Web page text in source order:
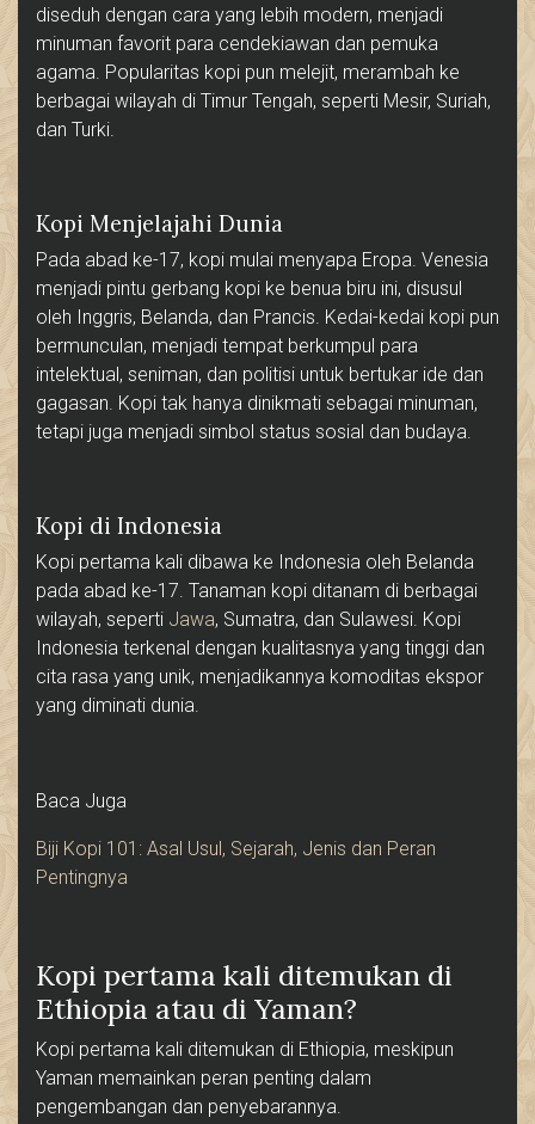
diseduh dengan cara yang lebih modern, menjadi
minuman favorit para cendekiawan dan pemuka
agama. Popularitas kopi pun melejit, merambah ke
berbagai wilayah di Timur Tengah, seperti Mesir, Suriah,
dan Turki.
Kopi Menjelajahi Dunia
Pada abad ke-17, kopi mulai menyapa Eropa. Venesia
menjadi pintu gerbang kopi ke benua biru ini, disusul
oleh Inggris, Belanda, dan Prancis. Kedai-kedai kopi pun
bermunculan, menjadi tempat berkumpul para
intelektual, seniman, dan politisi untuk bertukar ide dan
gagasan. Kopi tak hanya dinikmati sebagai minuman,
tetapi juga menjadi simbol status sosial dan budaya.
Kopi di Indonesia
Kopi pertama kali dibawa ke Indonesia oleh Belanda
pada abad ke-17. Tanaman kopi ditanam di berbagai
wilayah, seperti Jawa, Sumatra, dan Sulawesi. Kopi
Indonesia terkenal dengan kualitasnya yang tinggi dan
cita rasa yang unik, menjadikannya komoditas ekspor
yang diminati dunia.
Baca Juga
Biji Kopi 101: Asal Usul, Sejarah, Jenis dan Peran
Pentingnya
Kopi pertama kali ditemukan di
Ethiopia atau di Yaman?
Kopi pertama kali ditemukan di Ethiopia, meskipun
Yaman memainkan peran penting dalam
pengembangan dan penyebarannya.